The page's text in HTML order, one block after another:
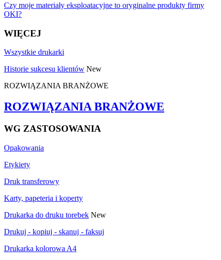
Czy moje materiały eksploatacyjne to oryginalne produkty firmy
OKI?
WIĘCEJ
Wszystkie drukarki
Historie sukcesu klientów New
ROZWIĄZANIA BRANŻOWE
ROZWIĄZANIA BRANŻOWE
WG ZASTOSOWANIA
Opakowania
Etykiety
Druk transferowy
Karty, papeteria i koperty
Drukarka do druku torebek New
Drukuj - kopiuj - skanuj - faksuj
Drukarka kolorowa A4